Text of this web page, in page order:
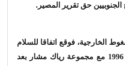
الجنوبيين حق تقرير المصير.
الخارجية، فوقع اتفاقا للسلام
مع جنوب السودان عام 1996 مع مجموعة رياك مشار بعد